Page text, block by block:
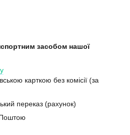
засобом нашої
карткою без комісії (за
переказ (рахунок)